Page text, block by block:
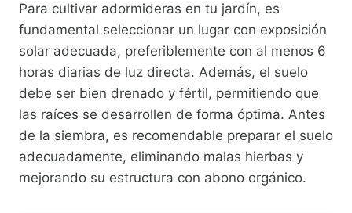
Para cultivar adormideras en tu jardín, es
fundamental seleccionar un lugar con exposición
solar adecuada, preferiblemente con al menos 6
horas diarias de luz directa. Además, el suelo
debe ser bien drenado y fértil, permitiendo que
las raíces se desarrollen de forma óptima. Antes
de la siembra, es recomendable preparar el suelo
adecuadamente, eliminando malas hierbas y
mejorando su estructura con abono orgánico.